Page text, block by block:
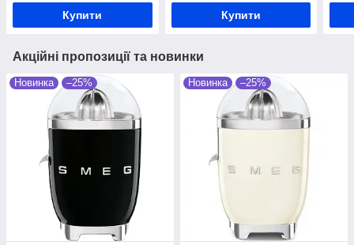
Купити Купити
Акційні пропозиції та новинки
Новинка –25% Новинка –25%